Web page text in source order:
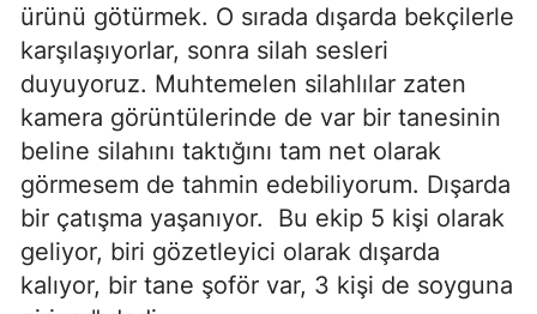
ürünü götürmek. O sırada dışarda bekçilerle
karşılaşıyorlar, sonra silah sesleri
duyuyoruz. Muhtemelen silahlılar zaten
kamera görüntülerinde de var bir tanesinin
beline silahını taktığını tam net olarak
görmesem de tahmin edebiliyorum. Dışarda
bir çatışma yaşanıyor. Bu ekip 5 kişi olarak
geliyor, biri gözetleyici olarak dışarda
kalıyor, bir tane şoför var, 3 kişi de soyguna